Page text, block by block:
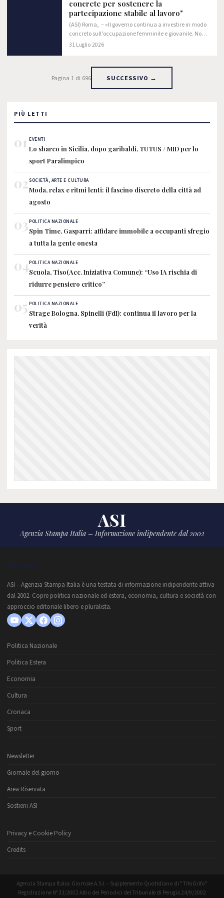
concrete per sostenere la
partecipazione stabile al lavoro"
(ASI) Roma, – «Il governo continua a investire in modo
concreto sull’occupazione femminile e giovanile. Non
con slogan, ma con misure che incidono direttamente
31 Luglio 2026
Pagina 1 di 696 SUCCESSIVO →
PIÙ LETTI
01 EVENTI
Lo sbarco in Sicilia, dopo garibaldi, TUTUS / MID per lo
sport Paralimpico
02SOCIETÀ, ARTE E CULTURA
Moda, relax e ritmi lenti: il fascino discreto della città ad
agosto
03POLITICA NAZIONALE
Spin Time, Gasparri: affidare immobile a occupanti sfregio
a tutta la gente onesta
04POLITICA NAZIONALE
Scuola, Tiso(Acc. Iniziativa Comune): “Uso IA rischia di
ridurre pensiero critico”
05 POLITICA NAZIONALE
Strage Bologna. Spinelli (FdI): continua il lavoro per la
verità
ASI
Agenzia Stampa Italia – Informazione indipendente dal 2002
CHI SIAMO
ASI – Agenzia Stampa Italia è una testata di informazione indipendente attiva
dal 2002. Copre politica nazionale ed estera, economia, cultura e società con
approccio editoriale libero e pluralista.
Politica Nazionale
Politica Estera
Economia
Cultura
Cronaca
Sport
Newsletter
Giornale del giorno
Area Riservata
Sostieni ASI
Privacy e Cookie Policy
Credits
Agenzia Stampa Italia: Giornale A.S.I. - Supplemento Quotidiano di "TifoGrifo"
Registrazione N° 33/2002 Albo dei Periodici del Tribunale di Perugia 24/9/2002